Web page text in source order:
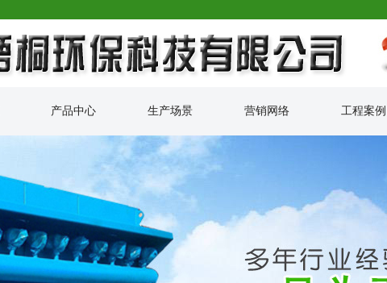
产品中心 生产场景 营销网络 工程案例